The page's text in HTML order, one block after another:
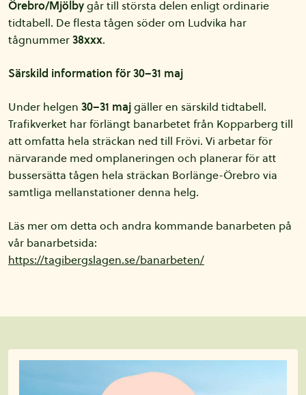
Örebro/Mjölbygår till största delen enligt ordinarie
tidtabell. De flesta tågen söder om Ludvika har
tågnummer38xxx.
Särskild information för 30–31 maj
Under helgen 30–31 majgäller en särskild tidtabell.
Trafikverket har förlängt banarbetet från Kopparberg till
att omfatta hela sträckan ned till Frövi. Vi arbetar för
närvarande med omplaneringen och planerar för att
bussersätta tågen hela sträckan Borlänge-Örebro via
samtliga mellanstationer denna helg.
Läs mer om detta och andra kommande banarbeten på
vår banarbetsida:
https://tagibergslagen.se/banarbeten/
Aktuellt